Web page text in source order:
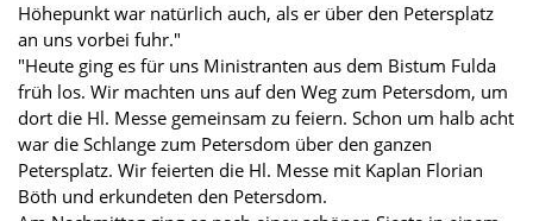
Höhepunkt war natürlich auch, als er über den Petersplatz
an uns vorbei fuhr."
"Heute ging es für uns Ministranten aus dem Bistum Fulda
früh los. Wir machten uns auf den Weg zum Petersdom, um
dort die Hl. Messe gemeinsam zu feiern. Schon um halb acht
war die Schlange zum Petersdom über den ganzen
Petersplatz. Wir feierten die Hl. Messe mit Kaplan Florian
Böth und erkundeten den Petersdom.